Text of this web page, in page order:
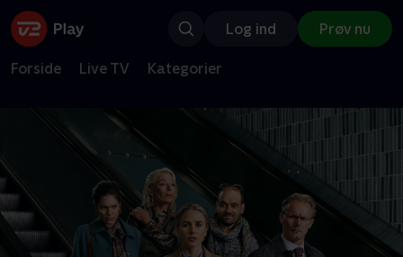
Log ind Prøv nu
Forside Live TV Kategorier